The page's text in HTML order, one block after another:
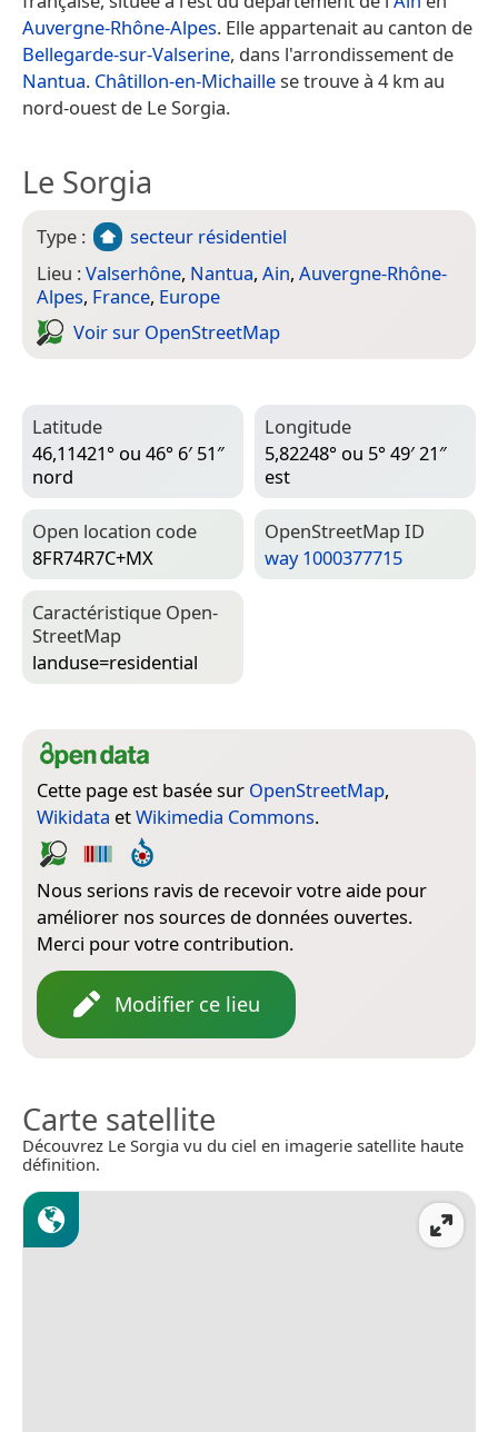
Auvergne-Rhône-Alpes. Elle appartenait au canton de
Bellegarde-sur-Valserine, dans l'arrondissement de
Nantua. Châtillon-en-Michaillese trouve à 4 km au
nord-ouest de Le Sorgia.
Le Sorgia
Type :
secteur résidentiel
Lieu :Valserhône, Nantua, Ain, Auvergne-Rhône-
Alpes, France, Europe
Voir sur Open­Street­Map
Latitude
46,11421° ou 46° 6′ 51″
nord
Longitude
5,82248° ou 5° 49′ 21″
est
Open location code
8FR74R7C+MX
Open­Street­Map ID
way 1000377715
Caractéristique Open­
Street­Map
landuse=­residential
Cette page est basée sur OpenStreetMap,
Wikidata etWikimedia Commons.
Nous serions ravis de recevoir votre aide pour
améliorer nos sources de données ouvertes.
Merci pour votre contribution.
Modifier ce lieu
Carte satellite
Découvrez Le Sorgia vu du ciel en imagerie satellite haute
définition.